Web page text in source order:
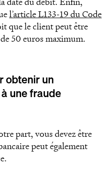
l’article L133-19 du Code
que le client peut être
50 euros maximum.
obtenir un
une fraude
part, vous devez être
peut également